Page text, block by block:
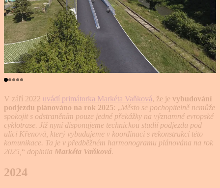
V září 2022 uvádí primátorka Markéta Vaňková, že je vybudování
podjezdu plánováno na rok 2025: „Město se pochopitelně nemůže
spokojit s odstraněním pouze jedné překážky na významné evropské
cyklotrase. Již nyní disponujeme technickou studií podjezdu pod
ulicí Křenová, který vybudujeme v koordinaci s rekonstrukcí této
komunikace. Ta je v předběžném harmonogramu plánována na rok
2025, “ doplnila Markéta Vaňková.
2024